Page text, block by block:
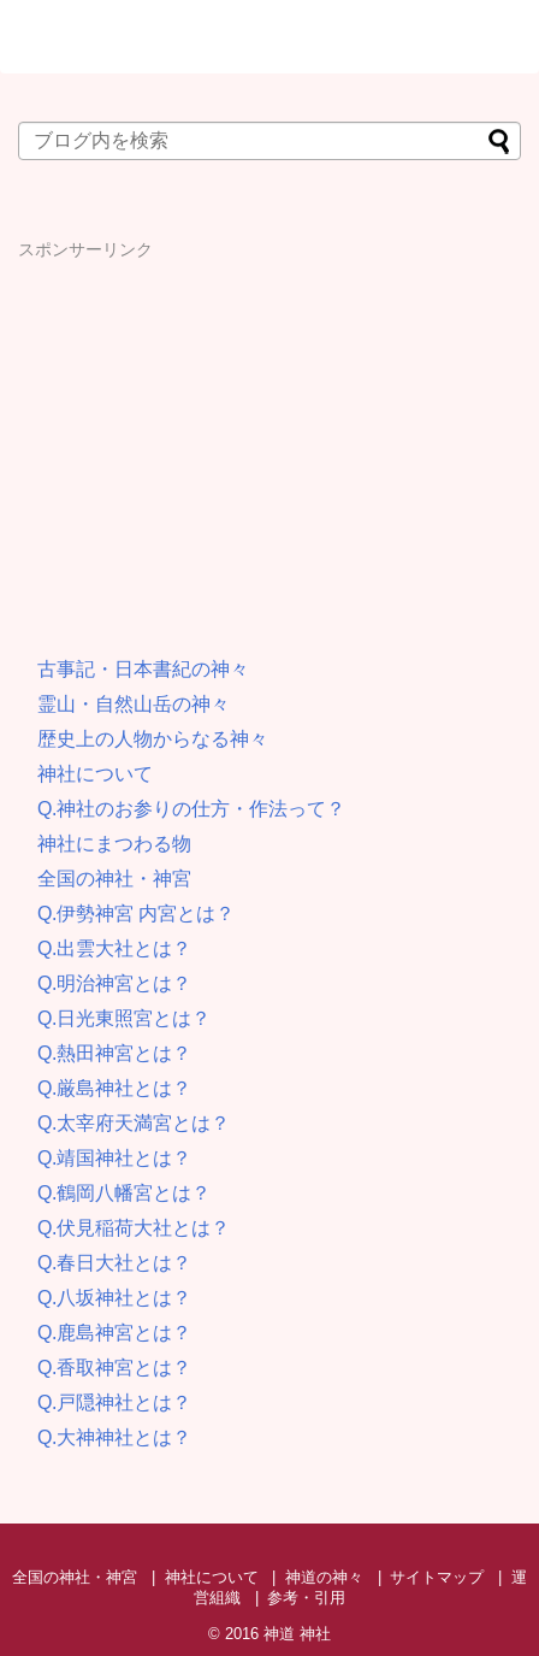
スポンサーリンク
古事記・日本書紀の神々
霊山・自然山岳の神々
歴史上の人物からなる神々
神社について
Q.神社のお参りの仕方・作法って？
神社にまつわる物
全国の神社・神宮
Q.伊勢神宮 内宮とは？
Q.出雲大社とは？
Q.明治神宮とは？
Q.日光東照宮とは？
Q.熱田神宮とは？
Q.厳島神社とは？
Q.太宰府天満宮とは？
Q.靖国神社とは？
Q.鶴岡八幡宮とは？
Q.伏見稲荷大社とは？
Q.春日大社とは？
Q.八坂神社とは？
Q.鹿島神宮とは？
Q.香取神宮とは？
Q.戸隠神社とは？
Q.大神神社とは？
全国の神社・神宮 神社について 神道の神々 サイトマップ
運
営組織
参考・引用
© 2016 神道 神社